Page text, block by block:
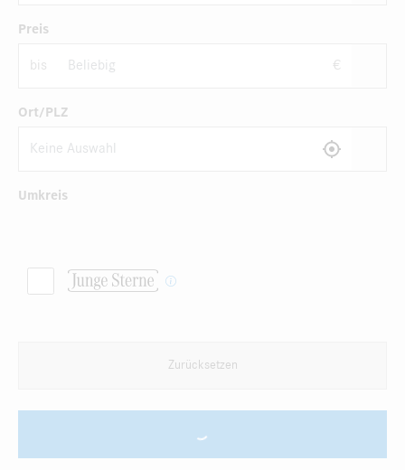
Preis
bis €
Ort/PLZ
Umkreis
Zurücksetzen